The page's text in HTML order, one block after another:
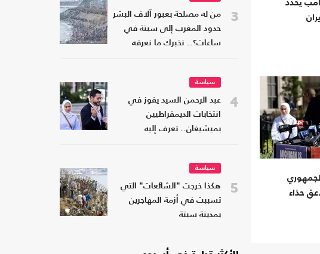
يحدد
حذاء
3
من له مصلحة بعبور آلاف البشر
حدود المغرب إلى سبتة في
ساعات؟.. نخبرك ما نعرفه
4
سياسة
عبد الرحمن السيد يفوز في
انتخابات الديمقراطيين
بميشيغان.. تعرف إليه
5
سياسة
هكذا خرجت "الشائعات" التي
تسببت في أزمة المهاجرين
بمدينة سبتة